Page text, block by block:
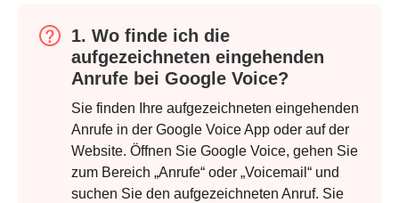
1. Wo finde ich die
aufgezeichneten eingehenden
Anrufe bei Google Voice?
Sie finden Ihre aufgezeichneten eingehenden
Anrufe in der Google Voice App oder auf der
Website. Öffnen Sie Google Voice, gehen Sie
zum Bereich „Anrufe“ oder „Voicemail“ und
suchen Sie den aufgezeichneten Anruf. Sie